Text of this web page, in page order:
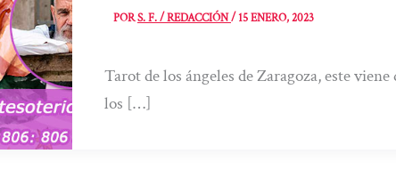
PORS. F. / REDACCIÓN/15 ENERO, 2023
Tarot de los ángeles de Zaragoza, este
los […]